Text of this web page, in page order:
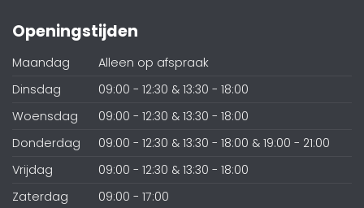
Openingstijden
Maandag
Alleen op afspraak
Dinsdag
09:00 - 12:30 & 13:30 - 18:00
Woensdag
09:00 - 12:30 & 13:30 - 18:00
Donderdag
09:00 - 12:30 & 13:30 - 18:00 & 19:00 - 21:00
Vrijdag
09:00 - 12:30 & 13:30 - 18:00
Zaterdag
09:00 - 17:00